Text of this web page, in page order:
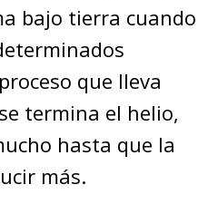
bajo tierra cuando
que lleva
termina el helio,
hasta que la
más.